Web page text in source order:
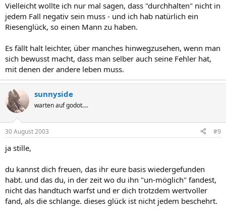
Vielleicht wollte ich nur mal sagen, dass "durchhalten" nicht in
jedem Fall negativ sein muss - und ich hab natürlich ein
Riesenglück, so einen Mann zu haben.
Es fällt halt leichter, über manches hinwegzusehen, wenn man
sich bewusst macht, dass man selber auch seine Fehler hat,
mit denen der andere leben muss.
sunnyside
warten auf godot....
30 August 2003 #9
ja stille,
du kannst dich freuen, das ihr eure basis wiedergefunden
habt. und das du, in der zeit wo du ihn "un-möglich" fandest,
nicht das handtuch warfst und er dich trotzdem wertvoller
fand, als die schlange. dieses glück ist nicht jedem beschehrt.